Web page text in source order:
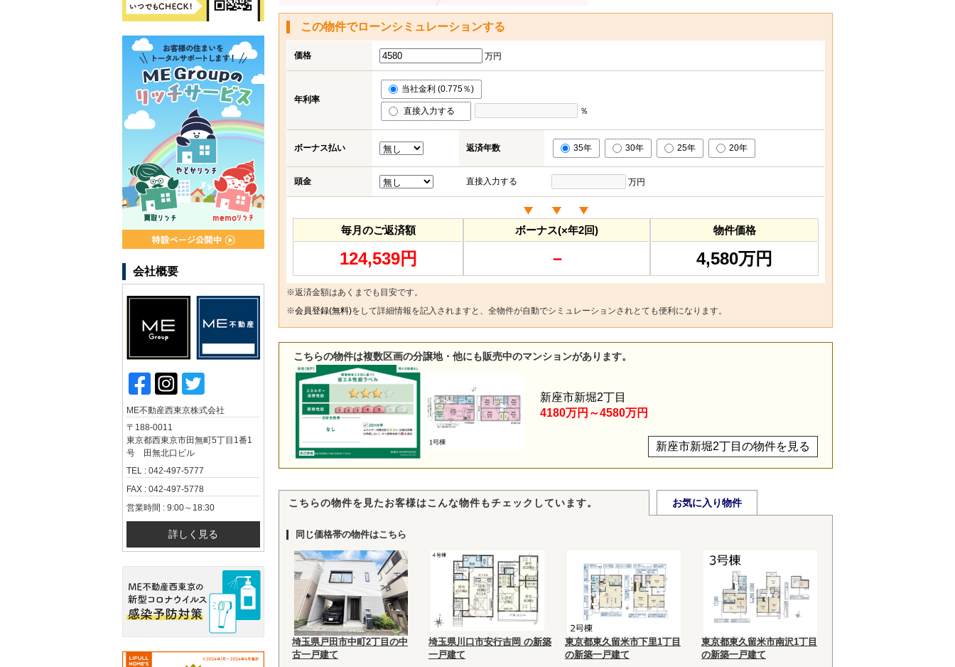
この物件でローンシミュレーションする
価格 万円
年利率
当社金利 (0.775％)
直接入力する ％
ボーナス払い 返済年数 35年 30年 25年 20年
頭金 直接入力する 万円
毎月のご返済額
124,539円
ボーナス(×年2回)
－
物件価格
4,580万円
※返済金額はあくまでも目安です。
※会員登録(無料)をして詳細情報を記入されますと、全物件が自動でシミュレーションされとても便利になります。
こちらの物件は複数区画の分譲地・他にも販売中のマンションがあります。
新座市新堀2丁目の物件を見る
新座市新堀2丁目
4180万円～4580万円
こちらの物件を見たお客様はこんな物件もチェックしています。 お気に入り物件
同じ価格帯の物件はこちら
埼玉県戸田市中町2丁目の中
古一戸建て
埼玉県川口市安行吉岡 の新築
一戸建て
東京都東久留米市下里1丁目
の新築一戸建て
東京都東久留米市南沢1丁目
の新築一戸建て
会社概要
ME不動産西東京株式会社
〒188-0011
東京都西東京市田無町5丁目1番1
号 田無北口ビル
TEL : 042-497-5777
FAX : 042-497-5778
営業時間 : 9:00～18:30
詳しく見る